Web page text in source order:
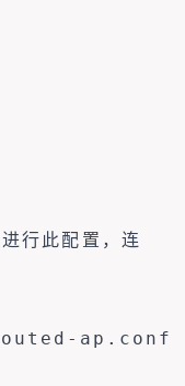
行此配置，连
ap.conf